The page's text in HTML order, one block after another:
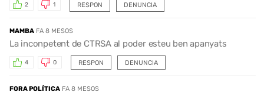
RESPON
2 1 DENUNCIA
MAMBA FA 8 MESOS
La inconpetent de CTRSA al poder esteu ben apanyats
RESPON
4 0 DENUNCIA
FORA POLÍTICA FA 8 MESOS